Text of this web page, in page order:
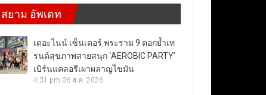
สยาม อัพเดท
เดอะไนน์ เซ็นเตอร์ พระราม 9 ตอกย้ำเท
รนด์สุขภาพสายสนุก ‘AEROBIC PARTY’
เบิร์นแคลอรีเผาผลาญไขมัน
4:31 pm 06 ส.ค. 2026